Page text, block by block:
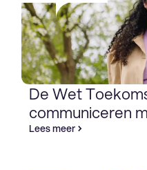
De Wet
communiceren
Lees meer